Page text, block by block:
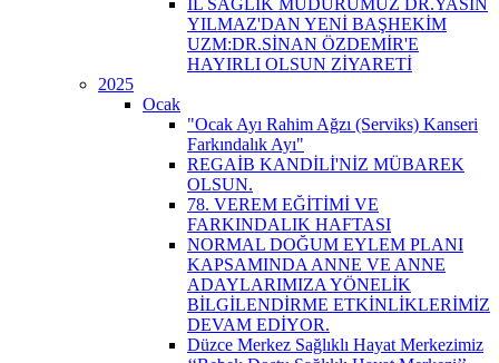
YILMAZ'DAN YENİ BAŞHEKİM
UZM:DR.SİNAN ÖZDEMİR'E
HAYIRLI OLSUN ZİYARETİ
2025
Ocak
"Ocak Ayı Rahim Ağzı (Serviks) Kanseri
Farkındalık Ayı"
REGAİB KANDİLİ'NİZ MÜBAREK
OLSUN.
78. VEREM EĞİTİMİ VE
FARKINDALIK HAFTASI
NORMAL DOĞUM EYLEM PLANI
KAPSAMINDA ANNE VE ANNE
ADAYLARIMIZA YÖNELİK
BİLGİLENDİRME ETKİNLİKLERİMİZ
DEVAM EDİYOR.
Düzce Merkez Sağlıklı Hayat Merkezimiz